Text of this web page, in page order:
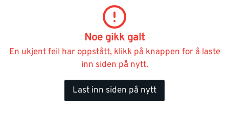
Noe gikk galt
En ukjent feil har oppstått, klikk på knappen for å laste
inn siden på nytt.
Last inn siden på nytt